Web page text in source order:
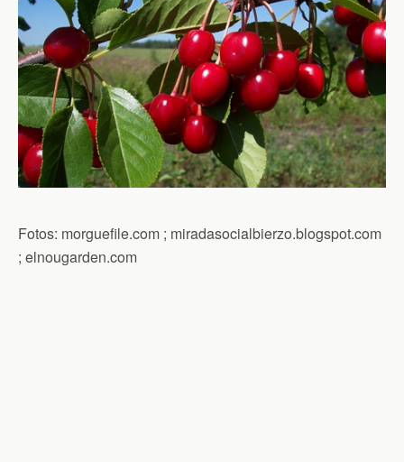
Fotos: morguefile.com ; miradasocialbierzo.blogspot.com
; elnougarden.com